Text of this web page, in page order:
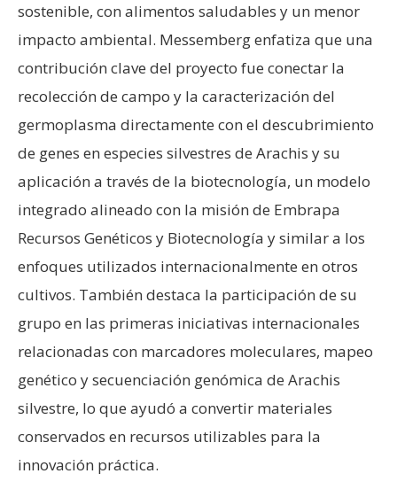
sostenible, con alimentos saludables y un menor
impacto ambiental. Messemberg enfatiza que una
contribución clave del proyecto fue conectar la
recolección de campo y la caracterización del
germoplasma directamente con el descubrimiento
de genes en especies silvestres de Arachis y su
aplicación a través de la biotecnología, un modelo
integrado alineado con la misión de Embrapa
Recursos Genéticos y Biotecnología y similar a los
enfoques utilizados internacionalmente en otros
cultivos. También destaca la participación de su
grupo en las primeras iniciativas internacionales
relacionadas con marcadores moleculares, mapeo
genético y secuenciación genómica de Arachis
silvestre, lo que ayudó a convertir materiales
conservados en recursos utilizables para la
innovación práctica.